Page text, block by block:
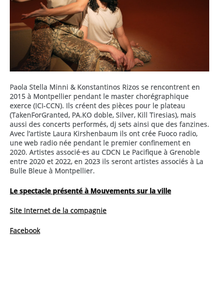
Paola Stella Minni & Konstantinos Rizos se rencontrent en
2015 à Montpellier pendant le master chorégraphique
exerce (ICI-CCN). Ils créent des pièces pour le plateau
(TakenForGranted, PA.KO doble, Silver, Kill Tiresias), mais
aussi des concerts performés, dj sets ainsi que des fanzines.
Avec l’artiste Laura Kirshenbaum ils ont crée Fuoco radio,
une web radio née pendant le premier confinement en
2020. Artistes associé·es au CDCN Le Pacifique à Grenoble
entre 2020 et 2022, en 2023 ils seront artistes associés à La
Bulle Bleue à Montpellier.
Le spectacle présenté à Mouvements sur la ville
Site Internet de la compagnie
Facebook